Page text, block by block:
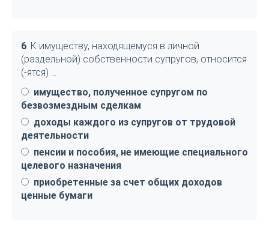
6. К имуществу, находящемуся в личной
(раздельной) собственности супругов, относится
(-ятся) …
имущество, полученное супругом по
безвозмездным сделкам
доходы каждого из супругов от трудовой
деятельности
пенсии и пособия, не имеющие специального
целевого назначения
приобретенные за счет общих доходов
ценные бумаги